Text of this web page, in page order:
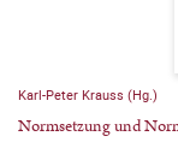
Karl-Peter Krauss (Hg.)
Normsetzung und